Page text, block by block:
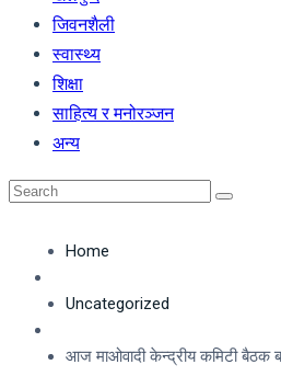
जिवनशैली
स्वास्थ्य
शिक्षा
साहित्य र मनोरञ्जन
अन्य
Home
Uncategorized
आज माओवादी केन्द्रीय कमिटी बैठक